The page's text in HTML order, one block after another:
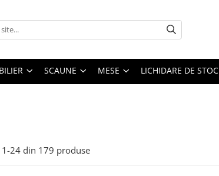
SCAUNE MESE LICHIDARE DE STOC
1-24 din 179 produse